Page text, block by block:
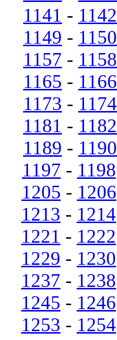
1141 - 1142
1149 - 1150
1157 - 1158
1165 - 1166
1173 - 1174
1181 - 1182
1189 - 1190
1197 - 1198
1205 - 1206
1213 - 1214
1221 - 1222
1229 - 1230
1237 - 1238
1245 - 1246
1253 - 1254